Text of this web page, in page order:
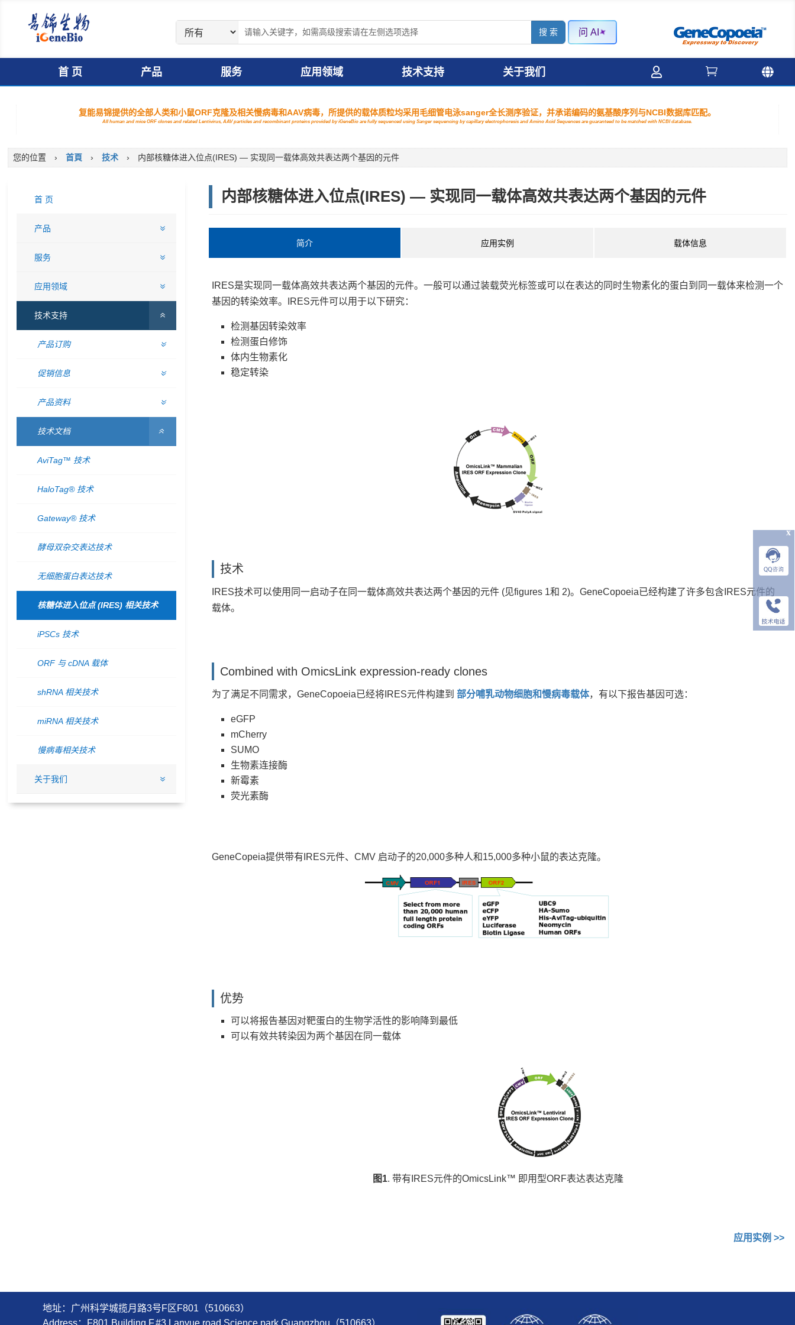
问 AI
首 页 产品 服务 应用领域 技术支持 关于我们   
复能易锦提供的全部人类和小鼠ORF克隆及相关慢病毒和AAV病毒，所提供的载体质粒均采用毛细管电泳sanger全长测序验证，并承诺编码的氨基酸序列与NCBI数据库匹配。
All human and mice ORF clones and related Lentivirus, AAV particles and recombinant proteins provided by iGeneBio are fully sequenced using Sanger sequencing by capillary electrophoresis and Amino Acid Sequences are guaranteed to be matched with NCBI database.
您的位置 › 首頁 › 技术 › 内部核糖体进入位点(IRES) — 实现同一载体高效共表达两个基因的元件
首 页
产品
服务
应用领域
技术支持
产品订购
促销信息
产品资料
技术文档
AviTag™ 技术
HaloTag® 技术
Gateway® 技术
酵母双杂交表达技术
无细胞蛋白表达技术
核糖体进入位点 (IRES) 相关技术
iPSCs 技术
ORF 与 cDNA 载体
shRNA 相关技术
miRNA 相关技术
慢病毒相关技术
关于我们
内部核糖体进入位点(IRES) — 实现同一载体高效共表达两个基因的元件
简介 应用实例 载体信息
IRES是实现同一载体高效共表达两个基因的元件。一般可以通过装载荧光标签或可以在表达的同时生物素化的蛋白到同一载体来检测一个
基因的转染效率。IRES元件可以用于以下研究：
检测基因转染效率
检测蛋白修饰
体内生物素化
稳定转染
技术
IRES技术可以使用同一启动子在同一载体高效共表达两个基因的元件 (见figures 1和 2)。GeneCopoeia已经构建了许多包含IRES元件的
载体。
Combined with OmicsLink expression-ready clones
为了满足不同需求，GeneCopoeia已经将IRES元件构建到 部分哺乳动物细胞和慢病毒载体，有以下报告基因可选：
eGFP
mCherry
SUMO
生物素连接酶
新霉素
荧光素酶
GeneCopeia提供带有IRES元件、CMV 启动子的20,000多种人和15,000多种小鼠的表达克隆。
优势
可以将报告基因对靶蛋白的生物学活性的影响降到最低
可以有效共转染因为两个基因在同一载体
图1. 带有IRES元件的OmicsLink™ 即用型ORF表达表达克隆
应用实例 >>
地址：广州科学城揽月路3号F区F801（510663）
Address：F801,Building F,#3,Lanyue road,Science park,Guangzhou（510663）
x